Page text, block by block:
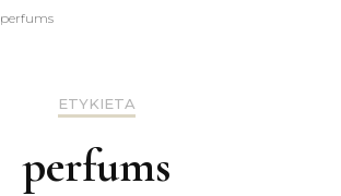
perfums
ETYKIETA
perfums